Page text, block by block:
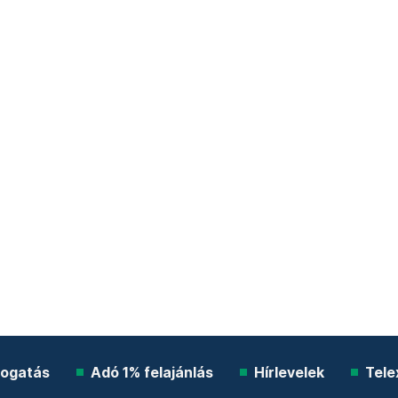
Adó 1% felajánlás Hírlevelek